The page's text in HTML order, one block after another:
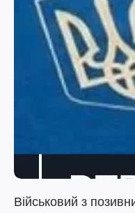
Військовий з